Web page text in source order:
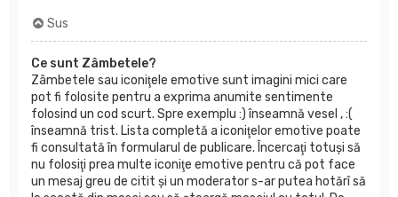
Sus
Ce sunt Zâmbetele?
Zâmbetele sau iconiţele emotive sunt imagini mici care
pot fi folosite pentru a exprima anumite sentimente
folosind un cod scurt. Spre exemplu :) înseamnă vesel , :(
înseamnă trist. Lista completă a iconiţelor emotive poate
fi consultată în formularul de publicare. Încercaţi totuşi să
nu folosiţi prea multe iconiţe emotive pentru că pot face
un mesaj greu de citit şi un moderator s-ar putea hotărî să